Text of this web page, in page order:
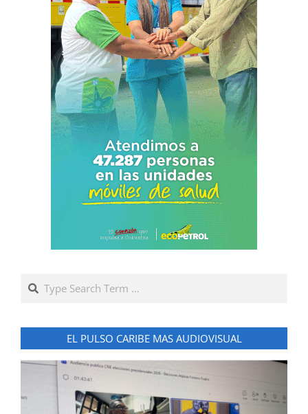
Search
EL PULSO CARIBE MAS AUDIOVISUAL